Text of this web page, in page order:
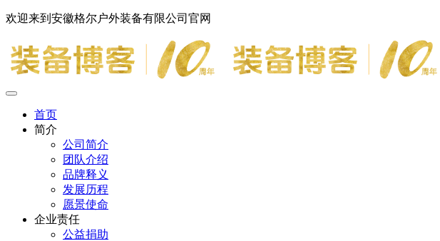
欢迎来到安徽格尔户外装备有限公司官网
首页
简介
公司简介
团队介绍
品牌释义
发展历程
愿景使命
企业责任
公益捐助